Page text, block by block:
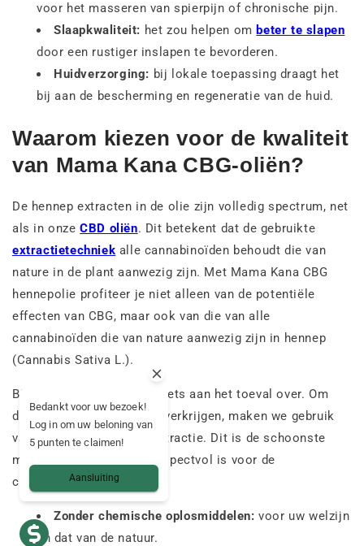
voor het masseren van spierpijn of chronische pijn.
Slaapkwaliteit: het zou helpen om beter te slapen
door een rustiger inslapen te bevorderen.
Huidverzorging: bij lokale toepassing draagt het
bij aan de bescherming en regeneratie van de huid.
Waarom kiezen voor de kwaliteit
van Mama Kana CBG-oliën?
De hennep extracten in de olie zijn volledig spectrum, net
als in onzeCBD oliën. Dit betekent dat de gebruikte
extractietechniek alle cannabinoïden behoudt die van
nature in de plant aanwezig zijn. Met Mama Kana CBG
hennepolie profiteer je niet alleen van de potentiële
effecten van CBG, maar ook van die van alle
cannabinoïden die van nature aanwezig zijn in hennep
(Cannabis Sativa L.).
Bij Mama Kana laten we niets aan het toeval over. Om
deze premiumkwaliteit te verkrijgen, maken we gebruik
van superkritische CO2-extractie. Dit is de schoonste
methode die het meest respectvol is voor de
cannabisplant.
Zonder chemische oplosmiddelen: voor uw welzijn
en dat van de natuur.
Bedankt voor uw bezoek!
Log in om uw beloning van
5 punten te claimen!
Aansluiting